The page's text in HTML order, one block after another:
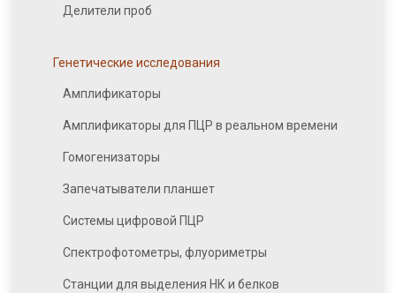
Делители проб
Генетические исследования
Амплификаторы
Амплификаторы для ПЦР в реальном времени
Гомогенизаторы
Запечатыватели планшет
Системы цифровой ПЦР
Спектрофотометры, флуориметры
Станции для выделения НК и белков